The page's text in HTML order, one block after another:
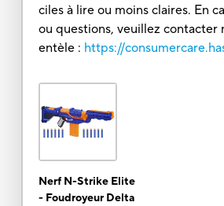
ciles à lire ou moins claires. En
ou questions, veuillez contacter
entèle : https://
Nerf N-Strike Elite
- Foudroyeur Delta